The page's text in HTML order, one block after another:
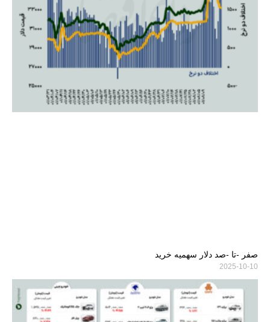
صفر -تا -صد دلار سهمیه خرید
2025-10-10